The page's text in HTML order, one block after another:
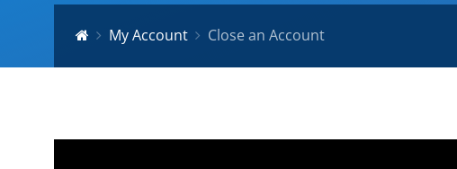
My Account Close an Account